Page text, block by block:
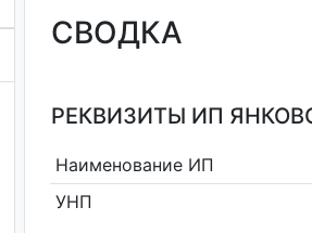
СВОДКА
РЕКВИЗИТЫ ИП
Наименование ИП
УНП